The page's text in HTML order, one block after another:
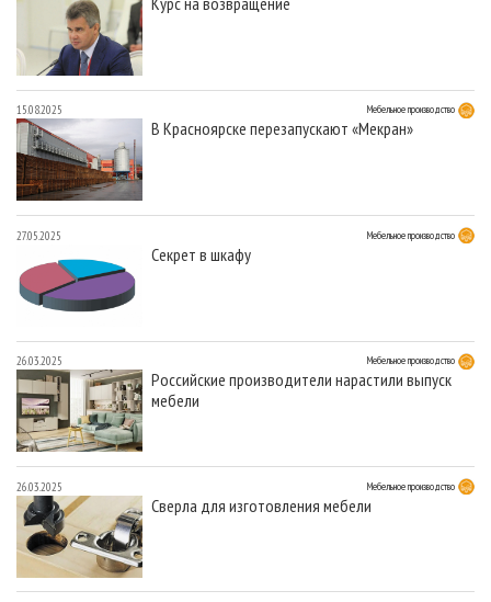
15.08.2025 Мебельное производство
В Красноярске перезапускают «Мекран»
27.05.2025 Мебельное производство
Секрет в шкафу
26.03.2025 Мебельное производство
Российские производители нарастили выпуск
мебели
26.03.2025 Мебельное производство
Сверла для изготовления мебели